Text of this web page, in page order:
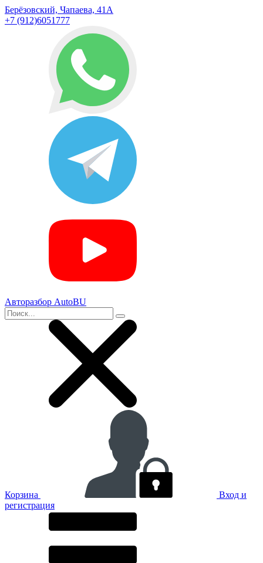
Берёзовский, Чапаева, 41А
+7 (912)6051777
Авторазбор AutoBU
Корзина
Вход и
регистрация